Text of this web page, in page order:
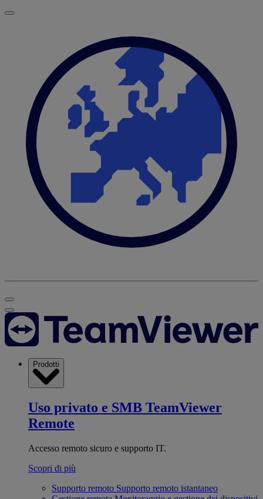
Prodotti
Uso privato e SMB TeamViewer
Remote
Accesso remoto sicuro e supporto IT.
Scopri di più
Supporto remoto Supporto remoto istantaneo